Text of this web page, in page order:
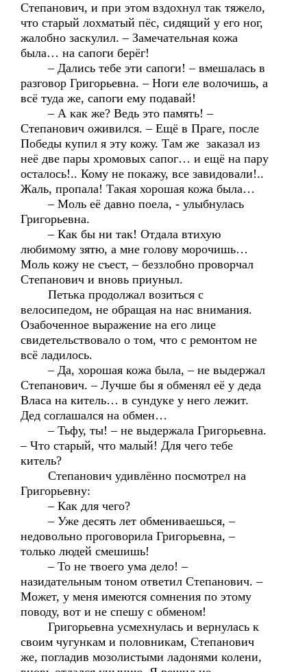
Степанович, и при этом вздохнул так тяжело,
что старый лохматый пёс, сидящий у его ног,
жалобно заскулил. – Замечательная кожа
была… на сапоги берёг!
– Дались тебе эти сапоги! – вмешалась в
разговор Григорьевна. – Ноги еле волочишь, а
всё туда же, сапоги ему подавай!
– А как же? Ведь это память! –
Степанович оживился. – Ещё в Праге, после
Победы купил я эту кожу. Там же заказал из
неё две пары хромовых сапог… и ещё на пару
осталось!.. Кому не покажу, все завидовали!..
Жаль, пропала! Такая хорошая кожа была…
– Моль её давно поела, - улыбнулась
Григорьевна.
– Как бы ни так! Отдала втихую
любимому зятю, а мне голову морочишь…
Моль кожу не съест, – беззлобно проворчал
Степанович и вновь приуныл.
Петька продолжал возиться с
велосипедом, не обращая на нас внимания.
Озабоченное выражение на его лице
свидетельствовало о том, что с ремонтом не
всё ладилось.
– Да, хорошая кожа была, – не выдержал
Степанович. – Лучше бы я обменял её у деда
Власа на китель… в сундуке у него лежит.
Дед соглашался на обмен…
– Тьфу, ты! – не выдержала Григорьевна.
– Что старый, что малый! Для чего тебе
китель?
Степанович удивлённо посмотрел на
Григорьевну:
– Как для чего?
– Уже десять лет обмениваешься, –
недовольно проговорила Григорьевна, –
только людей смешишь!
– То не твоего ума дело! –
назидательным тоном ответил Степанович. –
Может, у меня имеются сомнения по этому
поводу, вот и не спешу с обменом!
Григорьевна усмехнулась и вернулась к
своим чугункам и половникам, Степанович
же, погладив мозолистыми ладонями колени,